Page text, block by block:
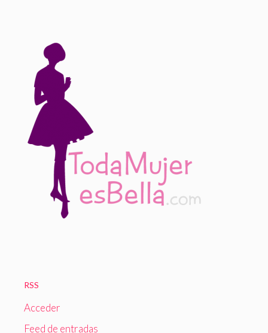
RSS
Acceder
Feed de entradas